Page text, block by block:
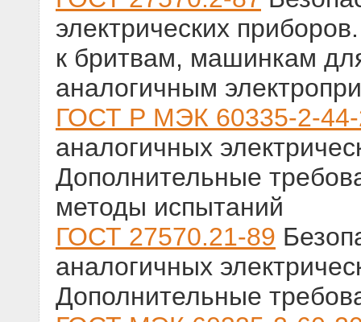
электрических
к бритвам, машинкам
аналогичным
ГОСТ Р МЭК 60335-2-
аналогичных
Дополнительные
методы испытаний
ГОСТ 27570.21-89
аналогичных
Дополнительные